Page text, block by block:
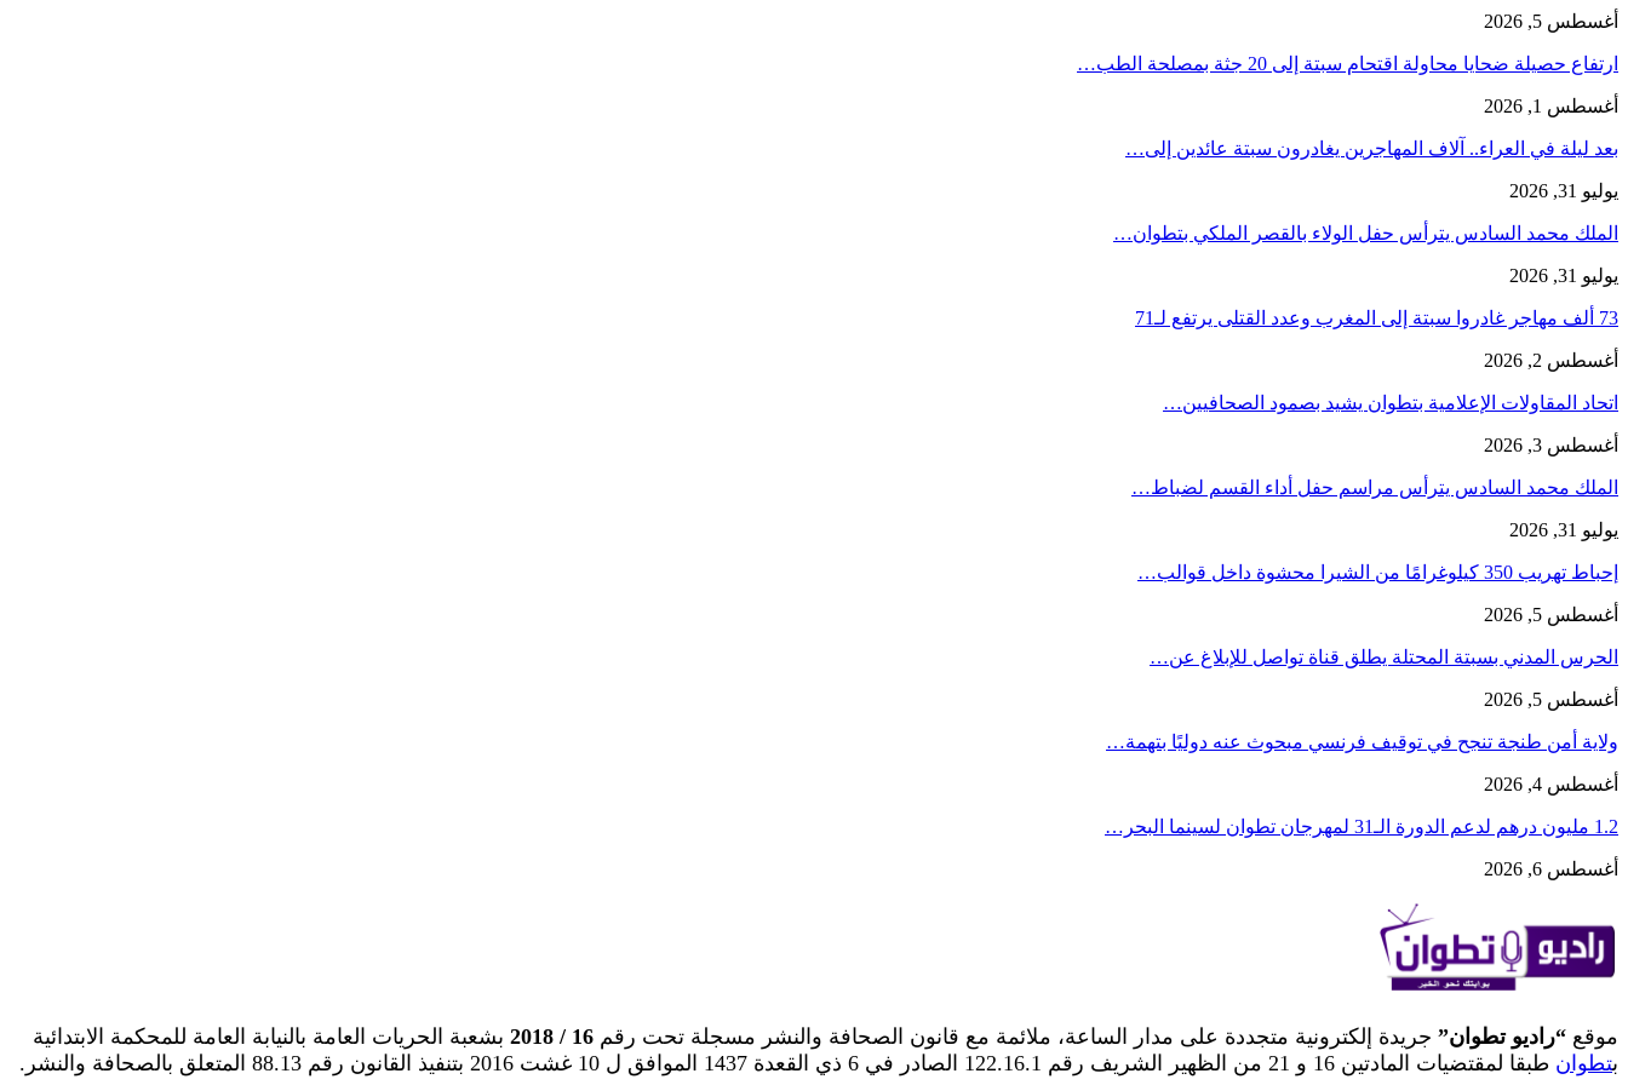
أغسطس 5, 2026
ارتفاع حصيلة ضحايا محاولة اقتحام سبتة إلى 20 جثة بمصلحة الطب…
أغسطس 1, 2026
بعد ليلة في العراء.. آلاف المهاجرين يغادرون سبتة عائدين إلى…
يوليو 31, 2026
الملك محمد السادس يترأس حفل الولاء بالقصر الملكي بتطوان…
يوليو 31, 2026
73 ألف مهاجر غادروا سبتة إلى المغرب وعدد القتلى يرتفع لـ71
أغسطس 2, 2026
اتحاد المقاولات الإعلامية بتطوان يشيد بصمود الصحافيين…
أغسطس 3, 2026
الملك محمد السادس يترأس مراسم حفل أداء القسم لضباط…
يوليو 31, 2026
إحباط تهريب 350 كيلوغرامًا من الشيرا محشوة داخل قوالب…
أغسطس 5, 2026
الحرس المدني بسبتة المحتلة يطلق قناة تواصل للإبلاغ عن…
أغسطس 5, 2026
ولاية أمن طنجة تنجح في توقيف فرنسي مبحوث عنه دوليًا بتهمة…
أغسطس 4, 2026
1.2 مليون درهم لدعم الدورة الـ31 لمهرجان تطوان لسينما البحر…
أغسطس 6, 2026
موقع “راديو تطوان” جريدة إلكترونية متجددة على مدار الساعة، ملائمة مع قانون الصحافة والنشر مسجلة تحت رقم 16 / 2018
بشعبة الحريات العامة بالنيابة العامة للمحكمة الابتدائية
بتطوان طبقا لمقتضيات المادتين 16 و 21 من الظهير الشريف رقم 122.16.1 الصادر في 6 ذي القعدة 1437 الموافق ل 10 غشت 2016 بتنفيذ القانون رقم 88.13 المتعلق بالصحافة والنشر.